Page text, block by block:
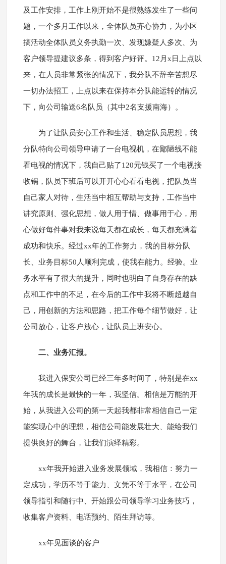
及工作安排，工作上刚开始不是很熟练发生了一些问
题，一个多月工作以来，全体队员齐心协力，为小区
搞活动全体队员义务执勤一次、发现嫌疑人多次、为
客户领导提建议多条，得到客户好评。12月x日上点以
来，在人员非常紧张的情况下，我分队不辞辛苦想尽
一切办法招工，上点以来在保持本分队能运转的情况
下，向公司输送6名队员（其中2名支援南海）。
为了让队员安心工作和生活、稳定队员思想，我
分队特向公司领导申请了一台电视机，在鄙陋线不能
看电视的情况下，我自己贴了120元钱买了一个电视接
收锅，队员下班后可以开开心心看看电视，把队员当
自己家人对待，生活当中相互帮助与支持，工作当中
讲究原则、强化思想，做人用于情、做事用于心，用
心做好每件事对我来说每天都在成长，每天都充满着
成功和快乐。经过xx年的工作努力，我的目标分队
长、业务目标50人顺利完成，使我在能力。经验。业
务水平有了很大的提升，同时也明白了自身存在的缺
点和工作中的不足，在今后的工作中我将不断超越自
己，用创新的方法和思路，把工作每个细节做好，让
公司放心，让客户放心，让队员上班安心。
二、业务汇报。
我进入保安公司已经三年多时间了，特别是在xx
年我的成长是最快的一年，我坚信。相信是万能的开
始，从我进入公司的第一天起我都非常相信自己一定
能实现心中的理想，相信公司能发展壮大、能给我们
提供良好的舞台，让我们演绎精彩。
xx年我开始进入业务发展领域，我相信：努力一
定成功，学历不等于能力、文凭不等于水平，在公司
领导指引和随行中、开始跟公司领导学习业务技巧，
收集客户资料、电话预约、陌生拜访等。
xx年见面谈的客户